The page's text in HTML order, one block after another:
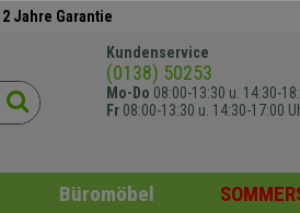
2 Jahre Garantie
Kundenservice
(0138) 50253
Mo-Do 08:00-13:30 u. 14:30-
Fr 08:00-13:30 u. 14:30-17:00
Büromöbel